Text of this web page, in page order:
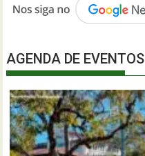
AGENDA DE EVENTOS